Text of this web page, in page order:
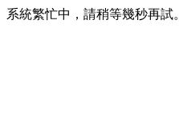
系統繁忙中，請稍等幾秒再試。